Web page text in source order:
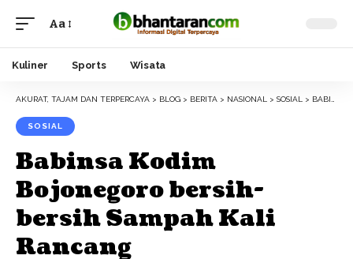
Font
Resizer
Aa
Kuliner Sports Wisata
AKURAT, TAJAM DAN TERPERCAYA > BLOG > BERITA > NASIONAL > SOSIAL > BABINSA KODIM BOJONEGORO BERSIH-BERSIH SAMPAH KALI RANCANG
SOSIAL
Babinsa Kodim
Bojonegoro bersih-
bersih Sampah Kali
Rancang